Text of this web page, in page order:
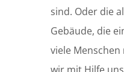
sind. Oder die
Gebäude, die
viele